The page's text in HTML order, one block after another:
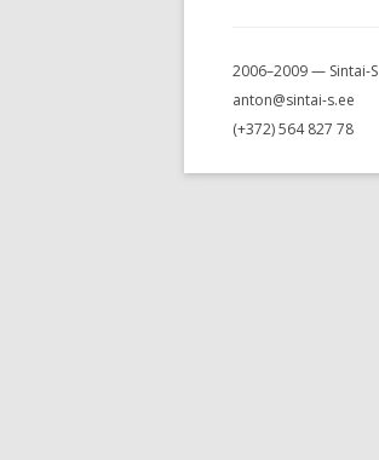
2006–2009 — Sintai-S
anton@sintai-s.ee
(+372) 564 827 78